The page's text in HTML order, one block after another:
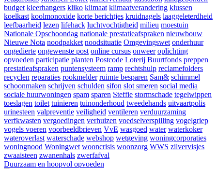
budget kleerhangers kliko klimaat klimaatverandering klussen
koelkast koolmonoxide korte berichtjes kruidnagels laaggeleterdheid
leefbaarheid lezen lifehack luchtvochtigheid milieu moestuin
Nationale Opschoondag nationale prestatieafspraken nieuwbouw
Nieuwe Nota noodpakket noodsituatie Omgevingswet onderhuur
ongedierte ongewenste post online cursus onweer oplichting
opvoeden participatie planten Postcode Loterij Buurtfonds preppen
prestatieafspraken puntensysteem ramp rechtshulp reclamefolders
recyclen reparaties rookmelder ruimte besparen Sam& schimmel
schoonmaken schrijven schulden sifon slot smeren social media
sociale huurwoningen spam sparen Steffie stormschade tegelwippen
toeslagen toilet tuinieren tuinonderhoud tweedehands uitvaartpolis
urinesteen valpreventie veiligheid ventileren verduurzaming
verfkwasten vergoedingen verhuizen voedselverspilling vogelgriep
vogels voeren voorbeeldbrieven VvE wasgoed water waterkoker
wateroverlast waterschade webshop wetgeving woningcorporaties
woningnood Woningwet wooncrisis woonzorg WWS zilvervisjes
zwaaisteen zwanenhals zwerfafval
Duurzaam en hoopvol opvoeden